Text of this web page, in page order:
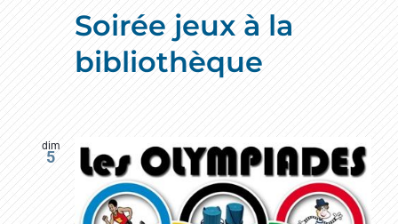
Soirée jeux à la
bibliothèque
dim
5